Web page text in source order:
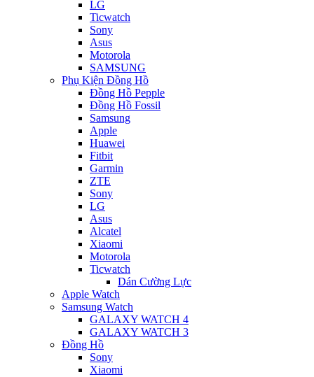
LG
Ticwatch
Sony
Asus
Motorola
SAMSUNG
Phụ Kiện Đồng Hồ
Đồng Hồ Pepple
Đồng Hồ Fossil
Samsung
Apple
Huawei
Fitbit
Garmin
ZTE
Sony
LG
Asus
Alcatel
Xiaomi
Motorola
Ticwatch
Dán Cường Lực
Apple Watch
Samsung Watch
GALAXY WATCH 4
GALAXY WATCH 3
Đồng Hồ
Sony
Xiaomi